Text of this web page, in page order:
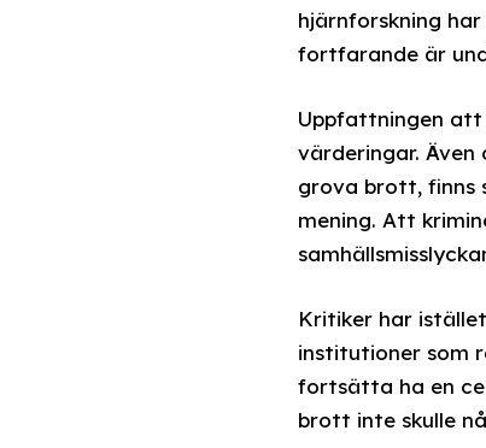
hjärnforskning
fortfarande är
Uppfattningen att
värderingar.
grova brott, finns
mening. Att
Kritiker har
institutioner som
fortsätta ha en
brott inte skulle